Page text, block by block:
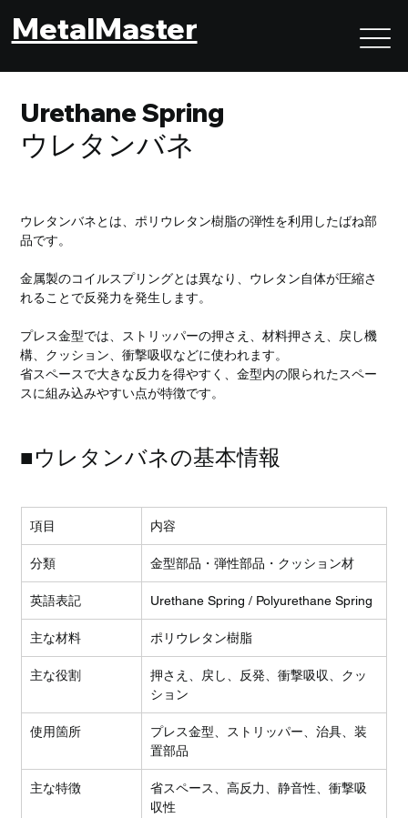
MetalMaster
Urethane Spring
ウレタンバネ
ウレタンバネとは、ポリウレタン樹脂の弾性を利用したばね部
品です。
金属製のコイルスプリングとは異なり、ウレタン自体が圧縮さ
れることで反発力を発生します。
プレス金型では、ストリッパーの押さえ、材料押さえ、戻し機
構、クッション、衝撃吸収などに使われます。
省スペースで大きな反力を得やすく、金型内の限られたスペー
スに組み込みやすい点が特徴です。
■ウレタンバネの基本情報
項目 内容
分類 金型部品・弾性部品・クッション材
英語表記 Urethane Spring / Polyurethane Spring
主な材料 ポリウレタン樹脂
主な役割
押さえ、戻し、反発、衝撃吸収、クッ
ション
使用箇所
プレス金型、ストリッパー、治具、装
置部品
主な特徴
省スペース、高反力、静音性、衝撃吸
収性